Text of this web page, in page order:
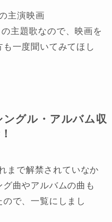
主演映画
主題歌なので、映画を
一度聞いてみてほし
グル・アルバム収
まで解禁されていなか
曲やアルバムの曲も
で、一覧にしまし